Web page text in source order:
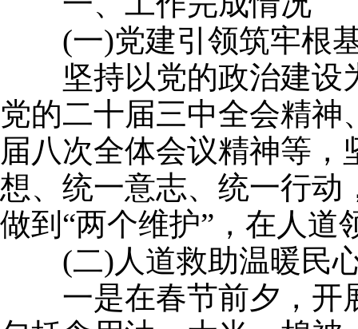
(一)党建引领筑牢根
坚持以党的政治建设为
党的二十届三中全会精
届八次全体会议精神等
想、统一意志、统一行动
做到“两个维护”，在人道
(二)人道救助温暖民
一是在春节前夕，开展